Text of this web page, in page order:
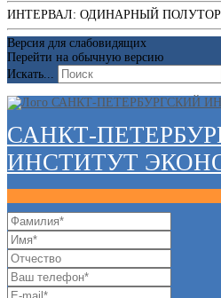
ИНТЕРВАЛ: ОДИНАРНЫЙ
Версия для слабовидящих
Перейти на обычную версию
Искать...
САНКТ-
ИНСТИТУТ